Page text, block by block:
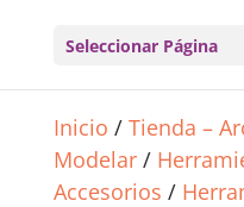
Seleccionar Página
Inicio / Tienda –
Modelar/
Accesorios /